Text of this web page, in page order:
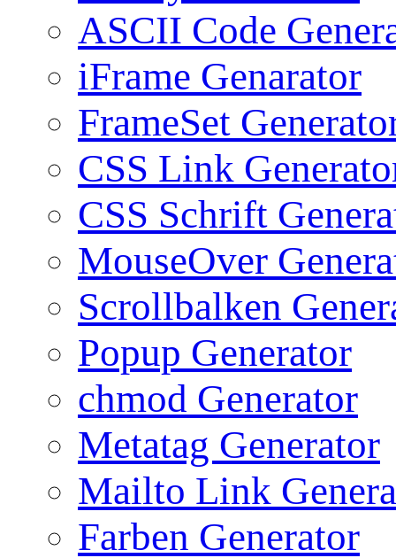
ASCII Code
iFrame Genarator
FrameSet
CSS Link
CSS Schrift
MouseOver
Scrollbalken
Popup Generator
chmod Generator
Metatag Generator
Mailto Link
Farben Generator